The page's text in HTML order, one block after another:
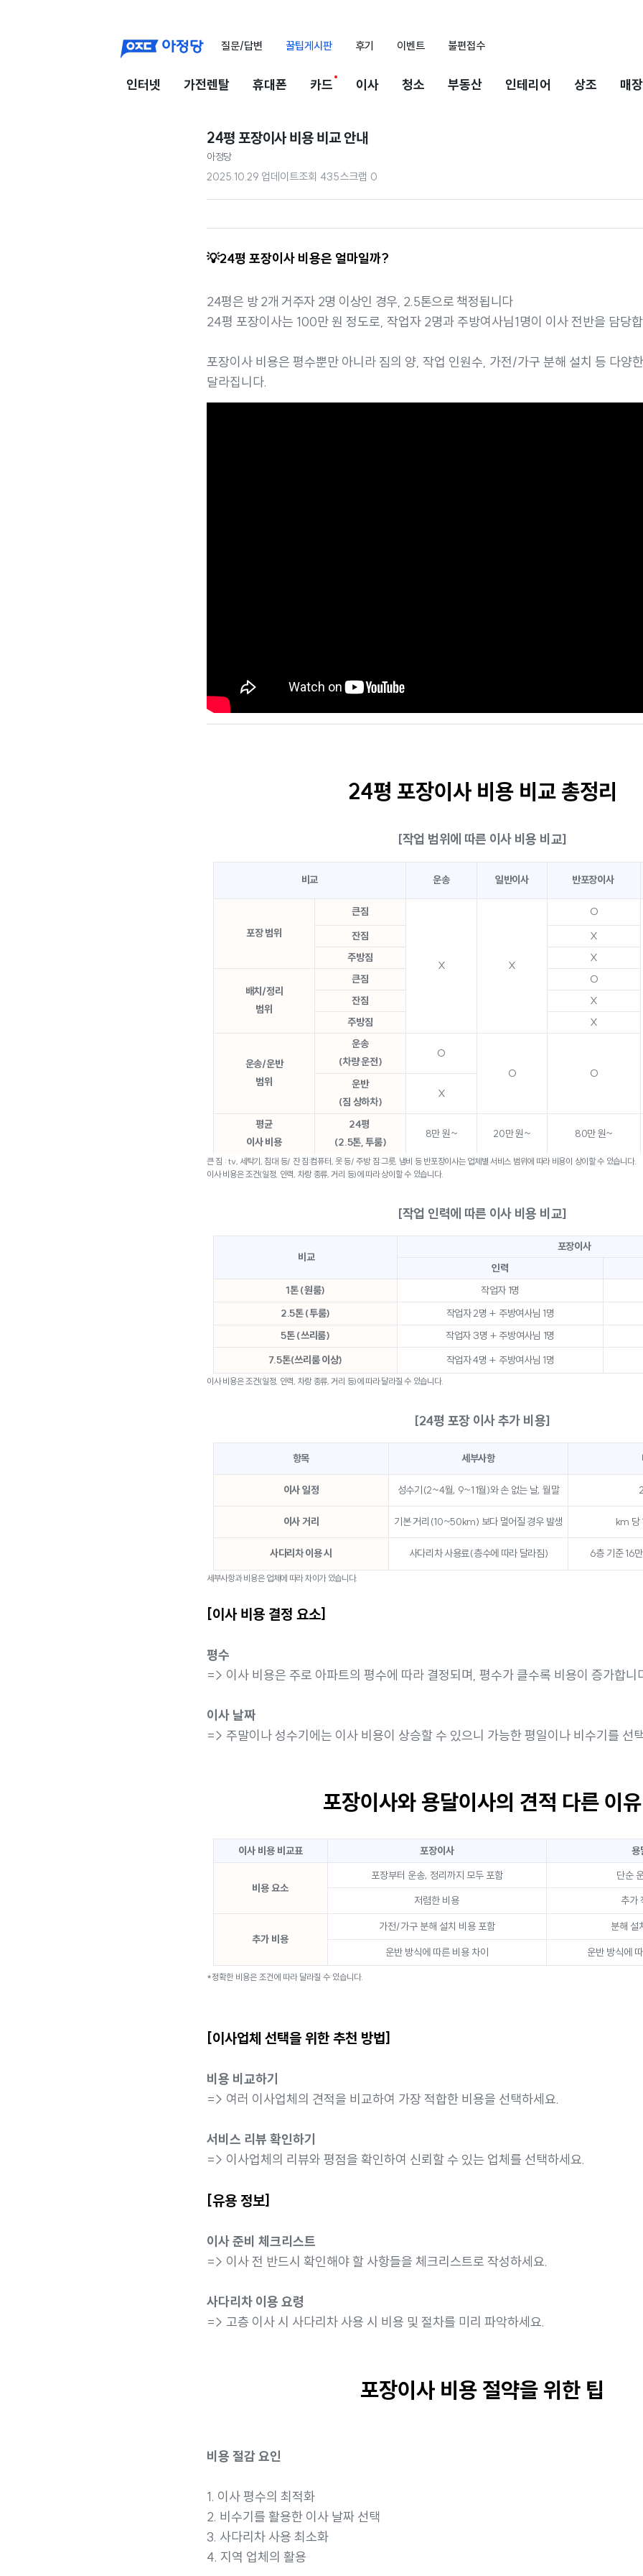
질문/답변 꿀팁게시판 후기 이벤트 불편접수
인터넷 가전렌탈 휴대폰 카드 이사 청소 부동산 인테리어 상조 매
24평 포장이사 비용 비교 안내
아정당
2025.10.29 업데이트조회 435스크랩 0
💡24평 포장이사 비용은 얼마일까?
24평은 방 2개 거주자 2명 이상인 경우, 2.5톤으로 책정됩니다
24평 포장이사는 100만 원 정도로, 작업자 2명과 주방여사님1명이 이사 전반을 담당
포장이사 비용은 평수뿐만 아니라 짐의 양, 작업 인원수, 가전/가구 분해 설치 등 다양
달라집니다.
24평 포장이사 비용 비교 총정리
[작업 범위에 따른 이사 비용 비교]
비교 운송 일반이사 반포장이사
포장 범위
큰짐
X X
O
잔짐
X
주방짐
X
배치/정리
범위
큰짐
O
잔짐
X
주방짐
X
운송/운반
범위
운송
(차량 운전)
O
O
O
운반
(짐 상하차)
X
평균
이사 비용
24평
(2.5톤, 투룸)
8만 원~ 20만 원~ 80만 원~
큰 짐 : tv, 세탁기, 침대 등/ 잔 짐:컴퓨터, 옷 등/ 주방 짐:그릇, 냄비 등 반포장이사는 업체별 서비스 범위에 따라 비용이 상이할 수 있습니다.
이사 비용은 조건(일정, 인력, 차랑 종류, 거리 등)에 따라 상이할 수 있습니다.
[작업 인력에 따른 이사 비용 비교]
비교
포장이사
인력
1톤 (원룸)
작업자 1명
2.5톤 (투룸)
작업자 2명 + 주방여사님 1명
5톤 (쓰리룸)
작업자 3명 + 주방여사님 1명
7.5톤(쓰리룸 이상)
작업자 4명 + 주방여사님 1명
이사 비용은 조건(일정, 인력, 차랑 종류, 거리 등)에 따라 달라질 수 있습니다.
[24평 포장 이사 추가 비용]
항목 세부사항
이사 일정 성수기(2~4월, 9~11월)와 손 없는 날, 월말
이사 거리 기본 거리(10~50km) 보다 멀어질 경우 발생 km
사다리차 이용 시 사다리차 사용료(층수에 따라 달라짐) 6층 기준 16
세부사항과 비용은 업체에 따라 차이가 있습니다.
[이사 비용 결정 요소]
평수
=> 이사 비용은 주로 아파트의 평수에 따라 결정되며, 평수가 클수록 비용이 증가합니
이사 날짜
=> 주말이나 성수기에는 이사 비용이 상승할 수 있으니 가능한 평일이나 비수기를 선
포장이사와 용달이사의 견적 다른 이유
이사 비용 비교표 포장이사 용
비용 요소
포장부터 운송, 정리까지 모두 포함
단순
저렴한 비용
추가
추가 비용
가전/가구 분해 설치 비용 포함
분해 설
운반 방식에 따른 비용 차이
운반 방식에
*정확한 비용은 조건에 따라 달라질 수 있습니다.
[이사업체 선택을 위한 추천 방법]
비용 비교하기
=> 여러 이사업체의 견적을 비교하여 가장 적합한 비용을 선택하세요.
서비스 리뷰 확인하기
=> 이사업체의 리뷰와 평점을 확인하여 신뢰할 수 있는 업체를 선택하세요.
[유용 정보]
이사 준비 체크리스트
=> 이사 전 반드시 확인해야 할 사항들을 체크리스트로 작성하세요.
사다리차 이용 요령
=> 고층 이사 시 사다리차 사용 시 비용 및 절차를 미리 파악하세요.
포장이사 비용 절약을 위한 팁
비용 절감 요인
1. 이사 평수의 최적화
2. 비수기를 활용한 이사 날짜 선택
3. 사다리차 사용 최소화
4. 지역 업체의 활용